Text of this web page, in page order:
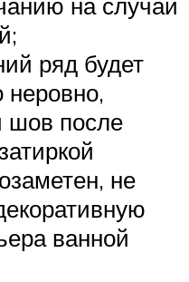
ряд будет
неровно,
шов после
не
ванной